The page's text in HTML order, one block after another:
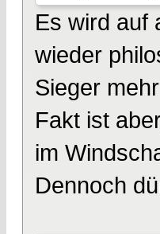
Es wird auf
wieder
Sieger
Fakt ist
im
Dennoch